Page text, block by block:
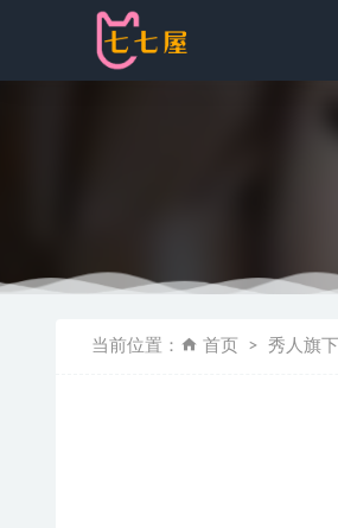
当前位置： 首页 秀人旗下